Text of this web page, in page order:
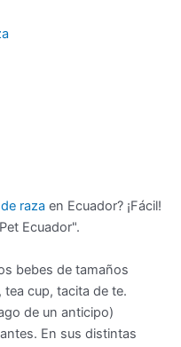
raza en Ecuador? ¡Fácil!
Ecuador".
bebes de tamaños
cup, tacita de te.
de un anticipo)
En sus distintas